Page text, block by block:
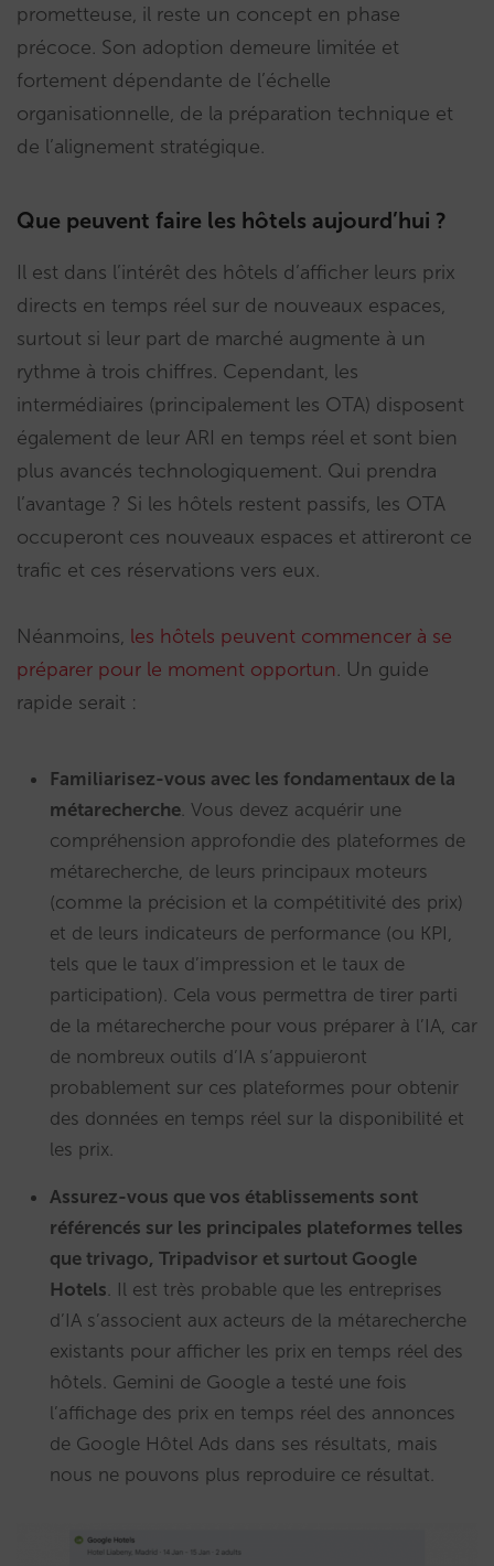
prometteuse, il reste un concept en phase
précoce. Son adoption demeure limitée et
fortement dépendante de l’échelle
organisationnelle, de la préparation technique et
de l’alignement stratégique.
Que peuvent faire les hôtels aujourd’hui ?
Il est dans l’intérêt des hôtels d’afficher leurs prix
directs en temps réel sur de nouveaux espaces,
surtout si leur part de marché augmente à un
rythme à trois chiffres. Cependant, les
intermédiaires (principalement les OTA) disposent
également de leur ARI en temps réel et sont bien
plus avancés technologiquement. Qui prendra
l’avantage ? Si les hôtels restent passifs, les OTA
occuperont ces nouveaux espaces et attireront ce
trafic et ces réservations vers eux.
Néanmoins, les hôtels peuvent commencer à se
préparer pour le moment opportun. Un guide
rapide serait :
Familiarisez-vous avec les fondamentaux de la
métarecherche . Vous devez acquérir une
compréhension approfondie des plateformes de
métarecherche, de leurs principaux moteurs
(comme la précision et la compétitivité des prix)
et de leurs indicateurs de performance (ou KPI,
tels que le taux d’impression et le taux de
participation). Cela vous permettra de tirer parti
de la métarecherche pour vous préparer à l’IA, car
de nombreux outils d’IA s’appuieront
probablement sur ces plateformes pour obtenir
des données en temps réel sur la disponibilité et
les prix.
Assurez-vous que vos établissements sont
référencés sur les principales plateformes telles
que trivago, Tripadvisor et surtout Google
Hotels . Il est très probable que les entreprises
d’IA s’associent aux acteurs de la métarecherche
existants pour afficher les prix en temps réel des
hôtels. Gemini de Google a testé une fois
l’affichage des prix en temps réel des annonces
de Google Hôtel Ads dans ses résultats, mais
nous ne pouvons plus reproduire ce résultat.